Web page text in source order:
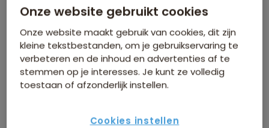
Gegarandeerd vertrek op:
22 sep. 21 mrt. 06 apr.
20 apr.
Bekijk alle vertrekdata
19 dagen
Onze website gebruikt cookies
Onze website maakt gebruik van cookies, dit zijn
kleine tekstbestanden, om je gebruikservaring te
verbeteren en de inhoud en advertenties af te
stemmen op je interesses. Je kunt ze volledig
toestaan of afzonderlijk instellen.
Cookies instellen